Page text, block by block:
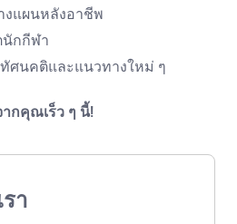
งแผนหลังอาชีพ
กกีฬา
ศนคติและแนวทางใหม่ ๆ
ากคุณเร็ว ๆ นี้!
า